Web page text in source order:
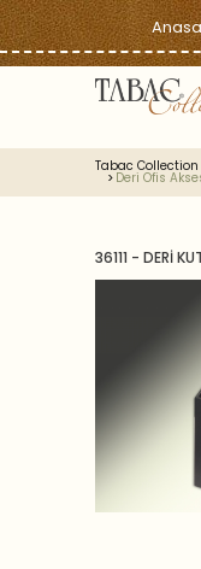
Tabac Collection
Deri Ofis
36111 - DERİ